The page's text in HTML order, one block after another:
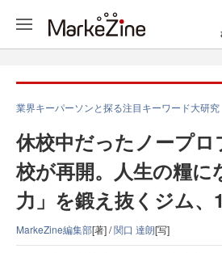
業界キーパーソンと探る注目キーワード大研究
休校中だったノープ
校が再開。人生の糧に
力」を鍛え抜くジム、
MarkeZine編集部[著] /関口 達朗[写]